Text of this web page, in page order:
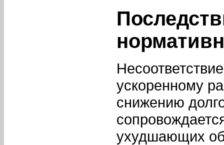
ускоренному
снижению
ухудшающих